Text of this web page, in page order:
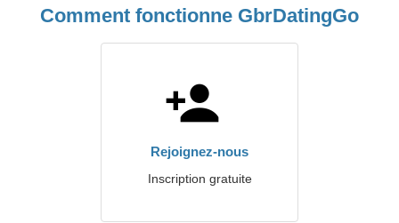
Comment fonctionne GbrDatingGo
Rejoignez-nous
Inscription gratuite